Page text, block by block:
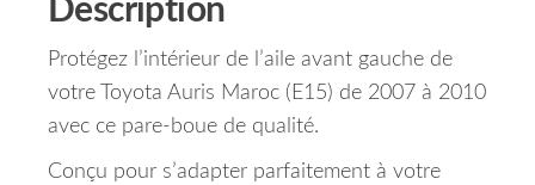
Description
Protégez l’intérieur de l’aile avant gauche de
votre Toyota Auris Maroc (E15) de 2007 à 2010
avec ce pare-boue de qualité.
Conçu pour s’adapter parfaitement à votre